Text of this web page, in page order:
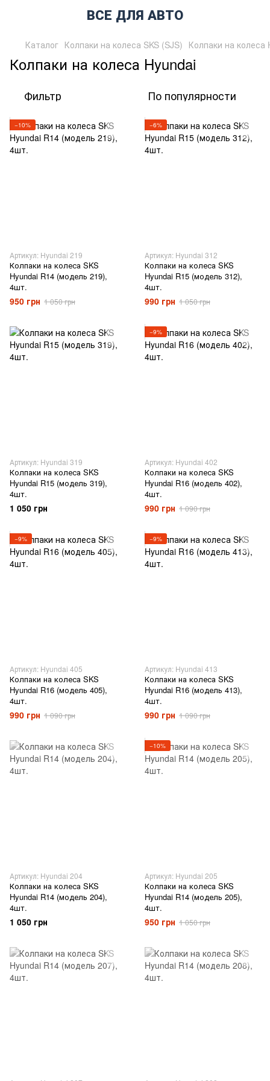
ВСЕ ДЛЯ АВТО
Каталог Колпаки на колеса SKS (SJS) Колпаки на колеса
Колпаки на колеса Hyundai
Фильтр По популярности
−10%
Артикул: Hyundai 219
Колпаки на колеса SKS
Hyundai R14 (модель 219),
4шт.
950 грн 1 050 грн
−6%
Артикул: Hyundai 312
Колпаки на колеса SKS
Hyundai R15 (модель 312),
4шт.
990 грн 1 050 грн
Артикул: Hyundai 319
Колпаки на колеса SKS
Hyundai R15 (модель 319),
4шт.
1 050 грн
−9%
Артикул: Hyundai 402
Колпаки на колеса SKS
Hyundai R16 (модель 402),
4шт.
990 грн 1 090 грн
−9%
Артикул: Hyundai 405
Колпаки на колеса SKS
Hyundai R16 (модель 405),
4шт.
990 грн 1 090 грн
−9%
Артикул: Hyundai 413
Колпаки на колеса SKS
Hyundai R16 (модель 413),
4шт.
990 грн 1 090 грн
Артикул: Hyundai 204
Колпаки на колеса SKS
Hyundai R14 (модель 204),
4шт.
1 050 грн
−10%
Артикул: Hyundai 205
Колпаки на колеса SKS
Hyundai R14 (модель 205),
4шт.
950 грн 1 050 грн